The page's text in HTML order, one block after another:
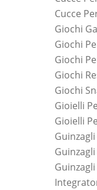
Cucce
Giochi
Giochi
Giochi
Giochi
Giochi
Gioielli
Gioielli